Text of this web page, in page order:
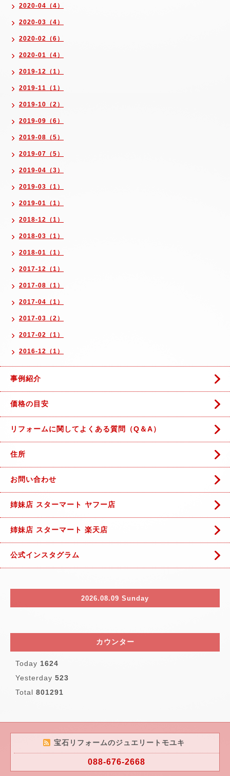
2020-04（4）
2020-03（4）
2020-02（6）
2020-01（4）
2019-12（1）
2019-11（1）
2019-10（2）
2019-09（6）
2019-08（5）
2019-07（5）
2019-04（3）
2019-03（1）
2019-01（1）
2018-12（1）
2018-03（1）
2018-01（1）
2017-12（1）
2017-08（1）
2017-04（1）
2017-03（2）
2017-02（1）
2016-12（1）
事例紹介
価格の目安
リフォームに関してよくある質問（Q＆A）
住所
お問い合わせ
姉妹店 スターマート ヤフー店
姉妹店 スターマート 楽天店
公式インスタグラム
2026.08.09 Sunday
カウンター
Today 1624
Yesterday 523
Total 801291
宝石リフォームのジュエリートモユキ
088-676-2668